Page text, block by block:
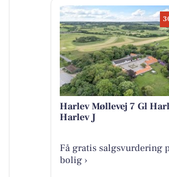
Harlev Møllevej 7 Gl
Harlev J
Få gratis salgsvurdering
bolig ›